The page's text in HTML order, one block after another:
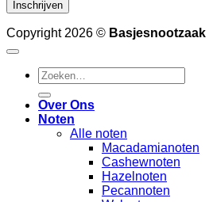
Copyright 2026 © Basjesnootzaak
Zoeken
naar:
Over Ons
Noten
Alle noten
Macadamianoten
Cashewnoten
Hazelnoten
Pecannoten